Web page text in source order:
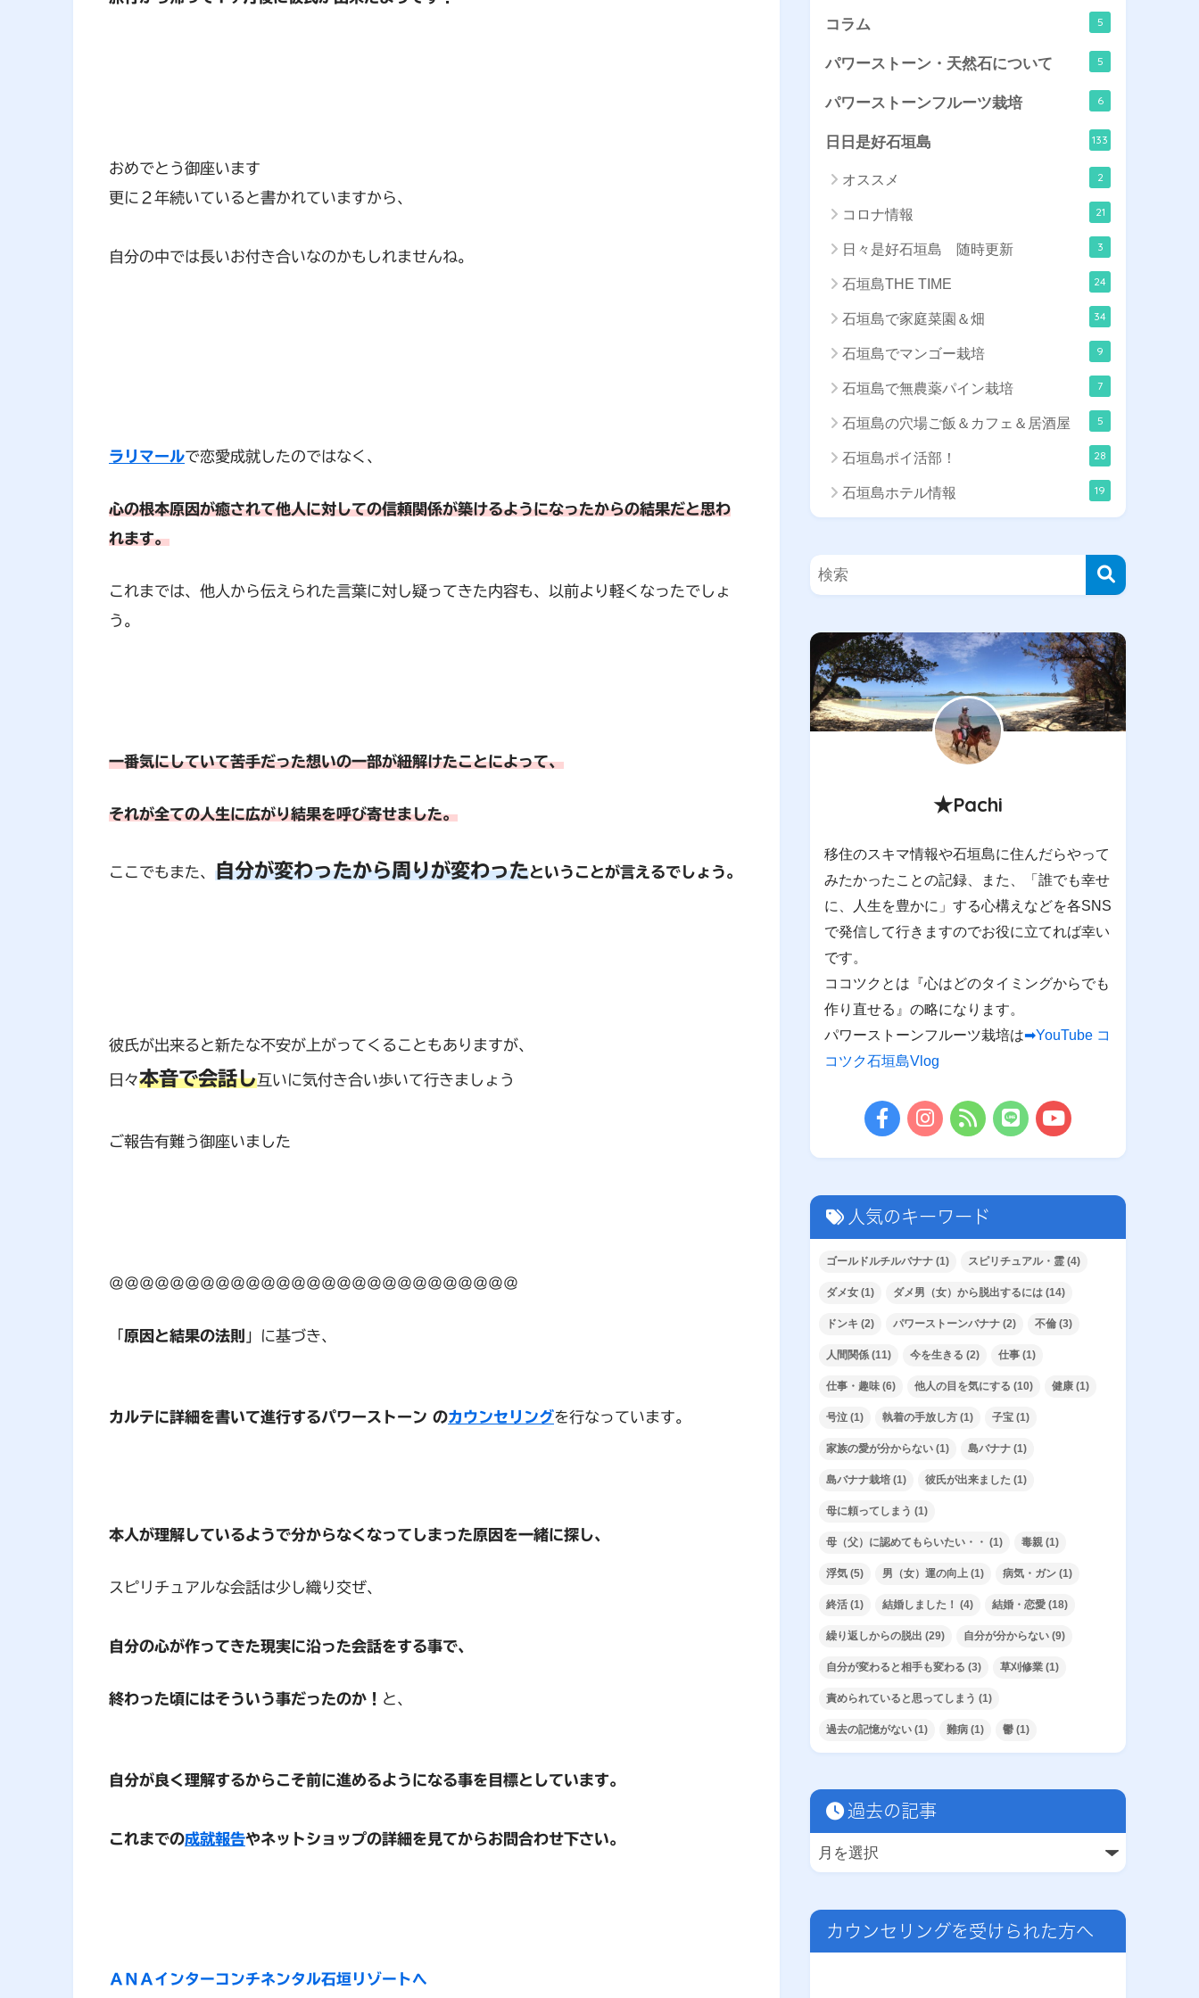
おめでとう御座います
更に２年続いていると書かれていますから、
自分の中では長いお付き合いなのかもしれませんね。
ラリマールで恋愛成就したのではなく、
心の根本原因が癒されて他人に対しての信頼関係が築けるようになったからの結果だと思わ
れます。
これまでは、他人から伝えられた言葉に対し疑ってきた内容も、以前より軽くなったでしょ
う。
一番気にしていて苦手だった想いの一部が紐解けたことによって、
それが全ての人生に広がり結果を呼び寄せました。
ここでもまた、 自分が変わったから周りが変わったということが言えるでしょう。
彼氏が出来ると新たな不安が上がってくることもありますが、
日々本音で会話し互いに気付き合い歩いて行きましょう
ご報告有難う御座いました
＠＠＠＠＠＠＠＠＠＠＠＠＠＠＠＠＠＠＠＠＠＠＠＠＠＠＠
原因と結果の法則 」に基づき、
カルテに詳細を書いて進行するパワーストーン のカウンセリングを行なっています。
本人が理解しているようで分からなくなってしまった原因を一緒に探し、
スピリチュアルな会話は少し織り交ぜ、
自分の心が作ってきた現実に沿った会話をする事で、
終わった頃にはそういう事だったのか！ と、
自分が良く理解するからこそ前に進めるようになる事を目標としています。
これまでの成就報告やネットショップの詳細を見てからお問合わせ下さい。
ＡＮＡインターコンチネンタル石垣リゾートへ
コラム 5
パワーストーン・天然石について 5
パワーストーンフルーツ栽培 6
日日是好石垣島 133
オススメ 2
コロナ情報 21
日々是好石垣島 随時更新 3
石垣島THE TIME 24
石垣島で家庭菜園＆畑 34
石垣島でマンゴー栽培 9
石垣島で無農薬パイン栽培 7
石垣島の穴場ご飯＆カフェ＆居酒屋 5
石垣島ポイ活部！ 28
石垣島ホテル情報 19
★Pachi
移住のスキマ情報や石垣島に住んだらやって
みたかったことの記録、また、「誰でも幸せ
に、人生を豊かに」する心構えなどを各SNS
で発信して行きますのでお役に立てれば幸い
です。
ココツクとは『心はどのタイミングからでも
作り直せる』の略になります。
パワーストーンフルーツ栽培は➡YouTube コ
コツク石垣島Vlog
人気のキーワード
ゴールドルチルバナナ (1) スピリチュアル・霊 (4)
ダメ女 (1) ダメ男（女）から脱出するには (14)
ドンキ (2) パワーストーンバナナ (2) 不倫 (3)
人間関係 (11) 今を生きる (2) 仕事 (1)
仕事・趣味 (6) 他人の目を気にする (10) 健康 (1)
号泣 (1) 執着の手放し方 (1) 子宝 (1)
家族の愛が分からない (1) 島バナナ (1)
島バナナ栽培 (1) 彼氏が出来ました (1)
母に頼ってしまう (1)
母（父）に認めてもらいたい・・ (1) 毒親 (1)
浮気 (5) 男（女）運の向上 (1) 病気・ガン (1)
終活 (1) 結婚しました！ (4) 結婚・恋愛 (18)
繰り返しからの脱出 (29) 自分が分からない (9)
自分が変わると相手も変わる (3) 草刈修業 (1)
責められていると思ってしまう (1)
過去の記憶がない (1) 難病 (1) 鬱 (1)
過去の記事
カウンセリングを受けられた方へ